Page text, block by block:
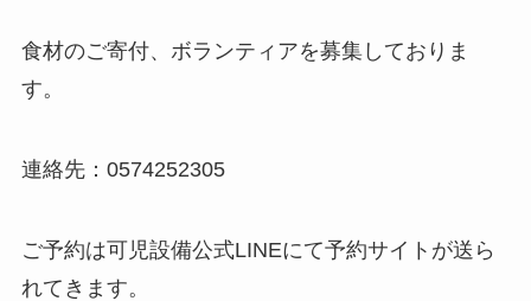
食材のご寄付、ボランティアを募集しておりま
す。
連絡先：0574252305
ご予約は可児設備公式LINEにて予約サイトが送ら
れてきます。